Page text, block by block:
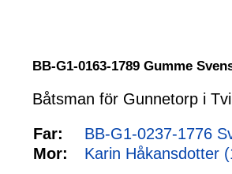
BB-G1-0163-1789 Gumme
Båtsman för Gunnetorp i
Far:
BB-G1-0237-1776
Mor:
Karin Håkansdotter